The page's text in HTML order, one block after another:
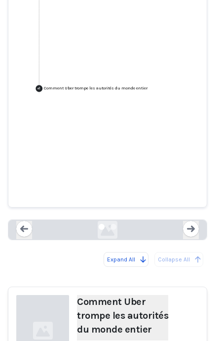
+1 Comment Uber trompe les autorités du monde entier
Expand All Collapse All
Comment Uber
trompe les autorités
du monde entier